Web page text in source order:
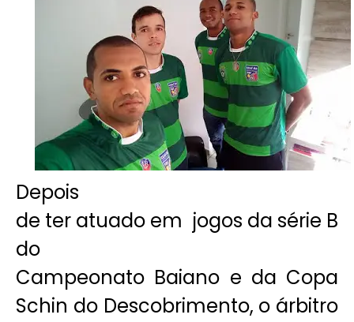
Depois
de ter atuado em jogos da série B
do
Campeonato Baiano e da Copa
Schin do Descobrimento, o árbitro